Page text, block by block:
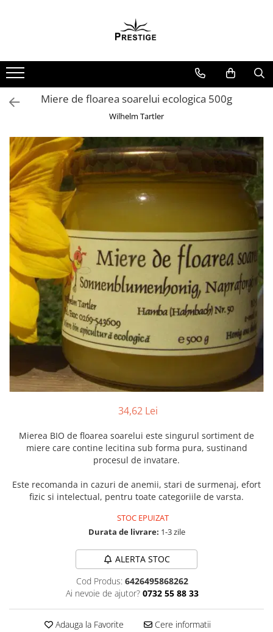
Noutati
Promotii
Pachete Speciale Carti
Spiritualitate - Ezoterism
Arte Divinatorii
Astrologie
Chiromantie
Dezvoltare Spirituala
KidConnection
Minte Corp
New Illuminati Files
Numerologie
Paranormal
Parapsihologie
Ramtha
ReConnect
Religie
SelfConnect
Vindecare Spirituala
Sanatate
Medicina & Farmacie
Medicina Pentru Toti
Miere de floarea soarelui ecologica 500g
Wilhelm Tartler
34,62 Lei
Mierea BIO de floarea soarelui este singurul sortiment de
miere care contine lecitina sub forma pura, sustinand
procesul de invatare.
Este recomanda in cazuri de anemii, stari de surmenaj, efort
fizic si intelectual, pentru toate categoriile de varsta.
STOC EPUIZAT
Durata de livrare: 1-3 zile
ALERTA STOC
Cod Produs: 6426495868262
Ai nevoie de ajutor? 0732 55 88 33
Adauga la Favorite Cere informatii